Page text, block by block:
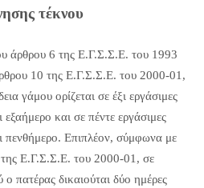
τέκνου
άρθρου 6 της Ε.Γ.Σ.Σ.Ε. του 1993
10 της Ε.Γ.Σ.Σ.Ε. του 2000-01,
γάμου ορίζεται σε έξι εργάσιμες
εξαήμερο και σε πέντε εργάσιμες
πενθήμερο. Επιπλέον, σύμφωνα με
της Ε.Γ.Σ.Σ.Ε. του 2000-01, σε
πατέρας δικαιούται δύο ημέρες